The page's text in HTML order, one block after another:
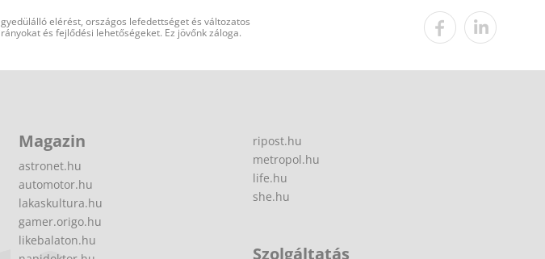
elérést, országos lefedettséget és változatos
és fejlődési lehetőségeket. Ez jövőnk záloga.
Magazin
astronet.hu
automotor.hu
lakaskultura.hu
gamer.origo.hu
likebalaton.hu
ripost.hu
metropol.hu
life.hu
she.hu
Szolgáltatás